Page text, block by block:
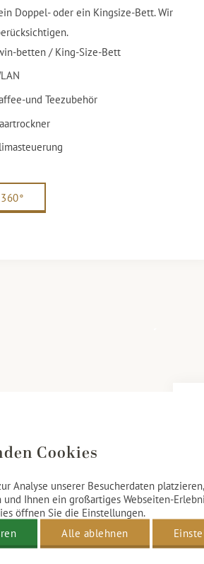
Doppel- oder ein Kingsize-Bett. Wir
betten / King-Size-Bett
und Teezubehör
Cookies
Analyse unserer Besucherdaten
und Ihnen ein großartiges Webseiten-
öffnen Sie die Einstellungen.
Alle ablehnen